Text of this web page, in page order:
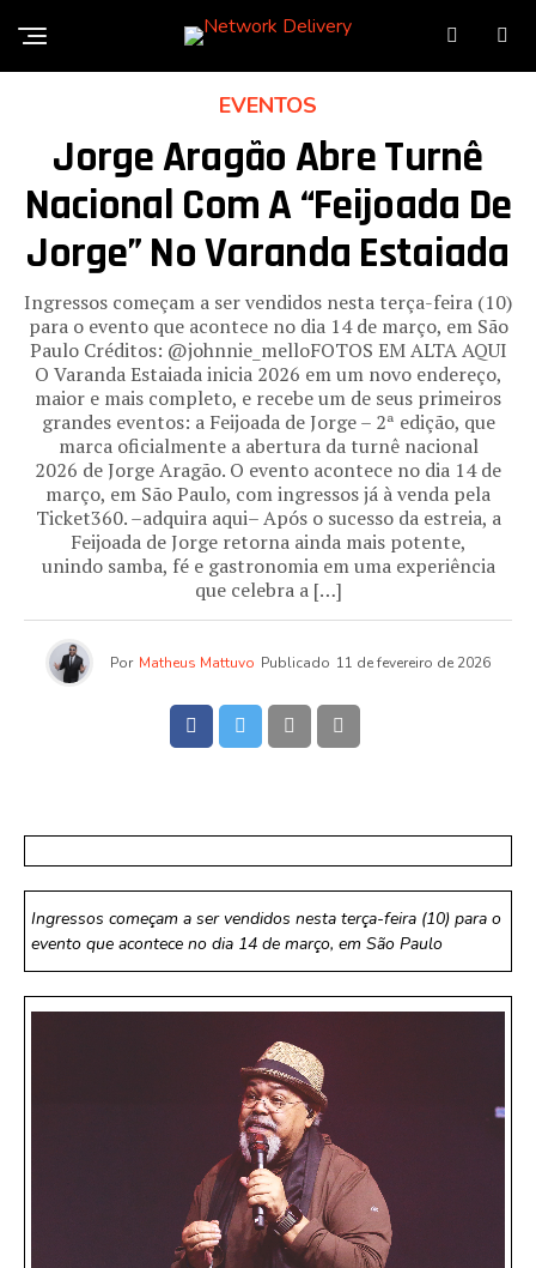
EVENTOS
Jorge Aragão Abre Turnê
Nacional Com A “Feijoada De
Jorge” No Varanda Estaiada
Ingressos começam a ser vendidos nesta terça-feira (10)
para o evento que acontece no dia 14 de março, em São
Paulo Créditos: @johnnie_melloFOTOS EM ALTA AQUI
O Varanda Estaiada inicia 2026 em um novo endereço,
maior e mais completo, e recebe um de seus primeiros
grandes eventos: a Feijoada de Jorge – 2ª edição, que
marca oficialmente a abertura da turnê nacional
2026 de Jorge Aragão. O evento acontece no dia 14 de
março, em São Paulo, com ingressos já à venda pela
Ticket360. –adquira aqui– Após o sucesso da estreia, a
Feijoada de Jorge retorna ainda mais potente,
unindo samba, fé e gastronomia em uma experiência
que celebra a […]
Por Matheus Mattuvo Publicado 11 de fevereiro de 2026
Ingressos começam a ser vendidos nesta terça-feira (10) para o
evento que acontece no dia 14 de março, em São Paulo